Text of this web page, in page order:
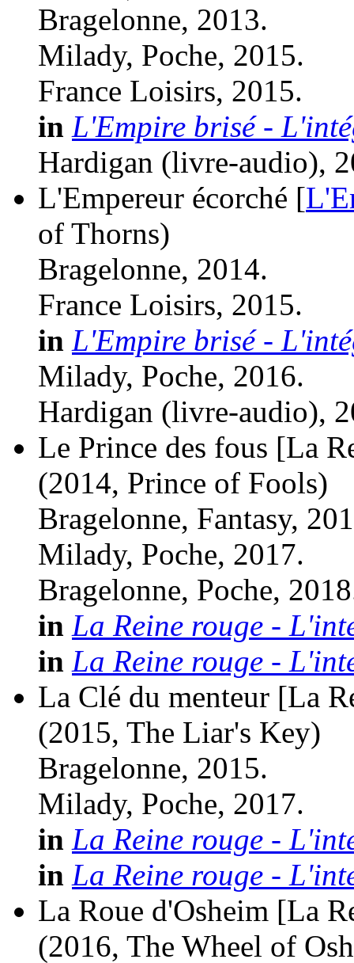
Bragelonne, 2013.
Milady, Poche, 2015.
France Loisirs, 2015.
in L'Empire brisé -
Hardigan (livre-audio),
L'Empereur écorché [
of Thorns)
Bragelonne, 2014.
France Loisirs, 2015.
in L'Empire brisé -
Milady, Poche, 2016.
Hardigan (livre-audio),
Le Prince des fous [La
(2014, Prince of Fools)
Bragelonne, Fantasy,
Milady, Poche, 2017.
Bragelonne, Poche,
in La Reine rouge -
in La Reine rouge -
La Clé du menteur [La
(2015, The Liar's Key)
Bragelonne, 2015.
Milady, Poche, 2017.
in La Reine rouge -
in La Reine rouge -
La Roue d'Osheim [La
(2016, The Wheel of